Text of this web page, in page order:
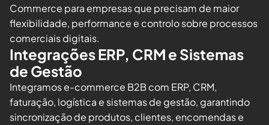
Commerce para empresas que precisam de maior
flexibilidade, performance e controlo sobre processos
comerciais digitais.
Integrações ERP, CRM e Sistemas
de Gestão
Integramos e-commerce B2B com ERP, CRM,
faturação, logística e sistemas de gestão, garantindo
sincronização de produtos, clientes, encomendas e